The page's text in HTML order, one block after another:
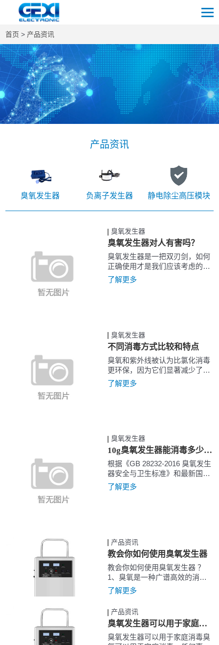
首页 > 产品资讯
产品资讯
臭氧发生器 负离子发生器 静电除尘高压模块
臭氧发生器
臭氧发生器对人有害吗？
臭氧发生器是一把双刃剑，如何
正确使用才是我们应该考虑的问
题，目前全世界范围内都在因臭
氧发生器的使用而获利，我们应
了解更多
臭氧发生器
不同消毒方式比较和特点
臭氧和紫外线被认为比氯化消毒
更环保，因为它们显著减少了持
久性化学副产物的产生
了解更多
臭氧发生器
10g臭氧发生器能消毒多少空间面积
根据《GB 28232-2016 臭氧发生
器安全与卫生标准》和最新国
标，空气臭氧消毒浓度为
10ppm≈20mg/m3,...
了解更多
产品资讯
教会你如何使用臭氧发生器
教会你如何使用臭氧发生器 ？
1、臭氧是一种广谱高效的消毒
气体，能够有效灭杀细菌病毒，
缺点就是对人体的呼吸道有一定
的危害。...
了解更多
产品资讯
臭氧发生器可以用于家庭消毒
臭氧发生器可以用于家庭消毒臭